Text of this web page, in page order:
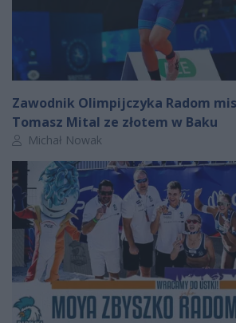
Zawodnik Olimpijczyka Radom
Tomasz Mital ze złotem w Baku
Autor artykułu:
Michał Nowak